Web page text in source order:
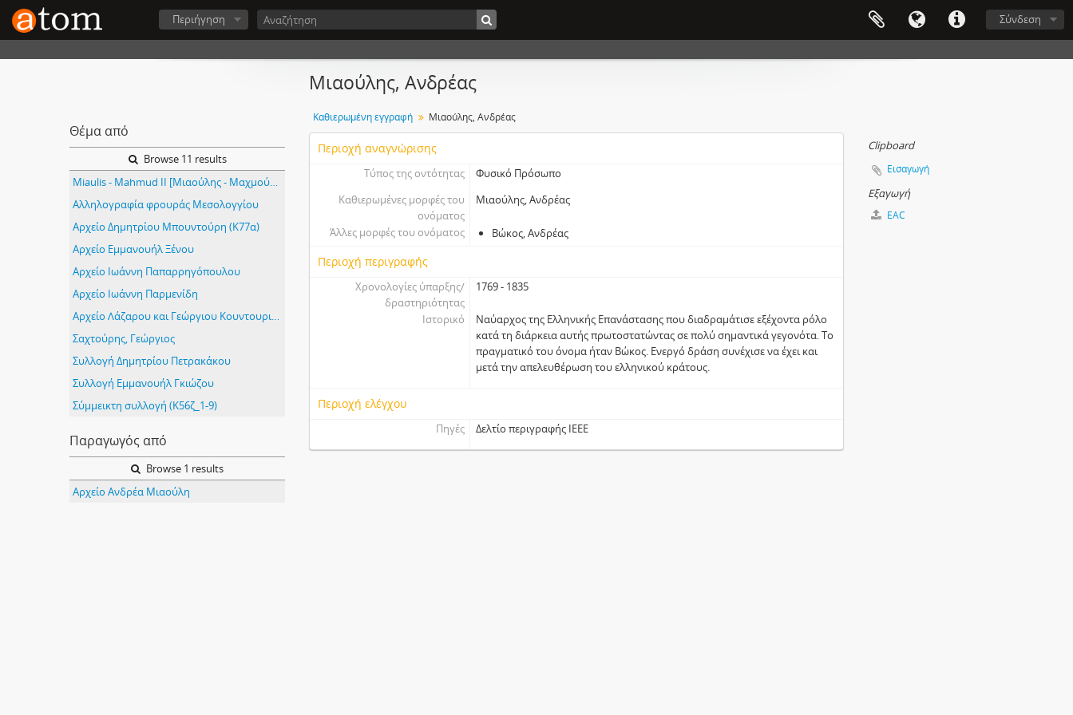
Σύνδεση
Περιήγηση
Θέμα από
Browse 11 results
Miaulis - Mahmud II [Μιαούλης - Μαχμούτ Β']
Αλληλογραφία φρουράς Μεσολογγίου
Αρχείο Δημητρίου Μπουντούρη (Κ77α)
Αρχείο Εμμανουήλ Ξένου
Αρχείο Ιωάννη Παπαρρηγόπουλου
Αρχείο Ιωάννη Παρμενίδη
Αρχείο Λάζαρου και Γεώργιου Κουντουριώτη (Κ99)
Σαχτούρης, Γεώργιος
Συλλογή Δημητρίου Πετρακάκου
Συλλογή Εμμανουήλ Γκιώζου
Σύμμεικτη συλλογή (K56ζ_1-9)
Παραγωγός από
Browse 1 results
Αρχείο Ανδρέα Μιαούλη
Μιαούλης, Ανδρέας
Καθιερωμένη εγγραφή Μιαούλης, Ανδρέας
Περιοχή αναγνώρισης
Τύπος της οντότητας
Φυσικό Πρόσωπο
Καθιερωμένες μορφές του
ονόματος
Μιαούλης, Ανδρέας
Άλλες μορφές του ονόματος Βώκος, Ανδρέας
Περιοχή περιγραφής
Χρονολογίες ύπαρξης/
δραστηριότητας
1769 - 1835
Ιστορικό
Ναύαρχος της Ελληνικής Επανάστασης που διαδραμάτισε εξέχοντα ρόλο
κατά τη διάρκεια αυτής πρωτοστατώντας σε πολύ σημαντικά γεγονότα. Το
πραγματικό του όνομα ήταν Βώκος. Ενεργό δράση συνέχισε να έχει και
μετά την απελευθέρωση του ελληνικού κράτους.
Περιοχή ελέγχου
Πηγές Δελτίο περιγραφής ΙΕΕΕ
Clipboard
Εισαγωγή
Εξαγωγή
EAC